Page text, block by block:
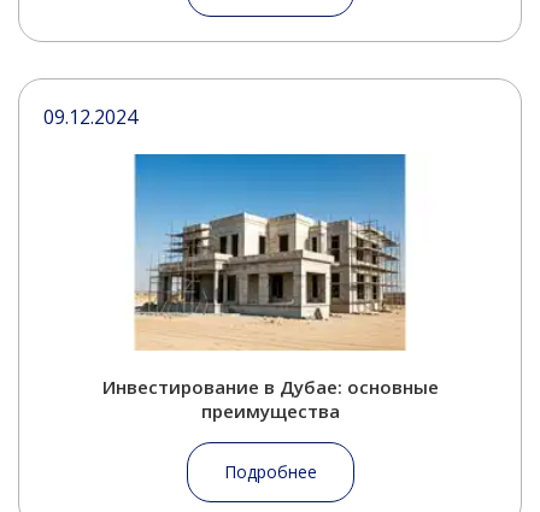
09.12.2024
Инвестирование в Дубае: основные
преимущества
Подробнее